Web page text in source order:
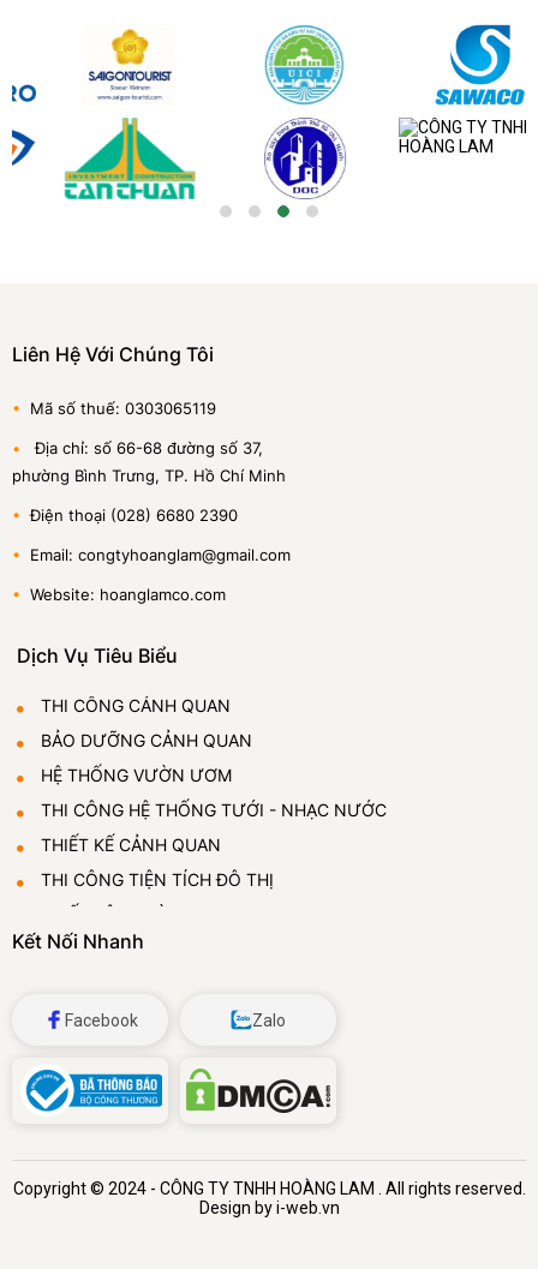
Liên Hệ Với Chúng Tôi
• Mã số thuế: 0303065119
• Địa chỉ: số 66-68 đường số 37,
phường Bình Trưng, TP. Hồ Chí Minh
• Điện thoại (028) 6680 2390
• Email: congtyhoanglam@gmail.com
• Website: hoanglamco.com
Dịch Vụ Tiêu Biểu
THI CÔNG CẢNH QUAN
BẢO DƯỠNG CẢNH QUAN
HỆ THỐNG VƯỜN ƯƠM
THI CÔNG HỆ THỐNG TƯỚI - NHẠC NƯỚC
THIẾT KẾ CẢNH QUAN
THI CÔNG TIỆN TÍCH ĐÔ THỊ
CUNG CẤP VÀ CHO THUÊ CÂY CẢNH
Kết Nối Nhanh
Facebook Zalo
Copyright © 2024 - CÔNG TY TNHH HOÀNG LAM . All rights reserved.
Design by i-web.vn